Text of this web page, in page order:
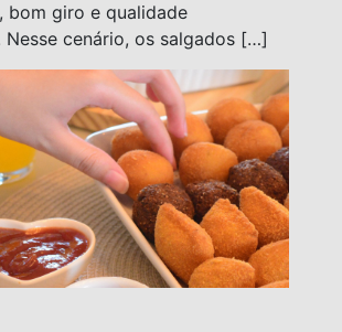
bom giro e qualidade
Nesse cenário, os salgados […]